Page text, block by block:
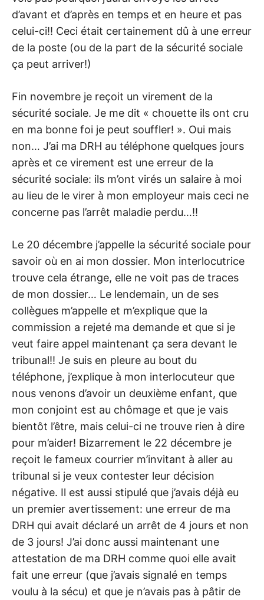
d’avant et d’après en temps et en heure et pas
celui-ci!! Ceci était certainement dû à une erreur
de la poste (ou de la part de la sécurité sociale
ça peut arriver!)
Fin novembre je reçoit un virement de la
sécurité sociale. Je me dit « chouette ils ont cru
en ma bonne foi je peut souffler! ». Oui mais
non… J’ai ma DRH au téléphone quelques jours
après et ce virement est une erreur de la
sécurité sociale: ils m’ont virés un salaire à moi
au lieu de le virer à mon employeur mais ceci ne
concerne pas l’arrêt maladie perdu…!!
Le 20 décembre j’appelle la sécurité sociale pour
savoir où en ai mon dossier. Mon interlocutrice
trouve cela étrange, elle ne voit pas de traces
de mon dossier… Le lendemain, un de ses
collègues m’appelle et m’explique que la
commission a rejeté ma demande et que si je
veut faire appel maintenant ça sera devant le
tribunal!! Je suis en pleure au bout du
téléphone, j’explique à mon interlocuteur que
nous venons d’avoir un deuxième enfant, que
mon conjoint est au chômage et que je vais
bientôt l’être, mais celui-ci ne trouve rien à dire
pour m’aider! Bizarrement le 22 décembre je
reçoit le fameux courrier m’invitant à aller au
tribunal si je veux contester leur décision
négative. Il est aussi stipulé que j’avais déjà eu
un premier avertissement: une erreur de ma
DRH qui avait déclaré un arrêt de 4 jours et non
de 3 jours! J’ai donc aussi maintenant une
attestation de ma DRH comme quoi elle avait
fait une erreur (que j’avais signalé en temps
voulu à la sécu) et que je n’avais pas à pâtir de